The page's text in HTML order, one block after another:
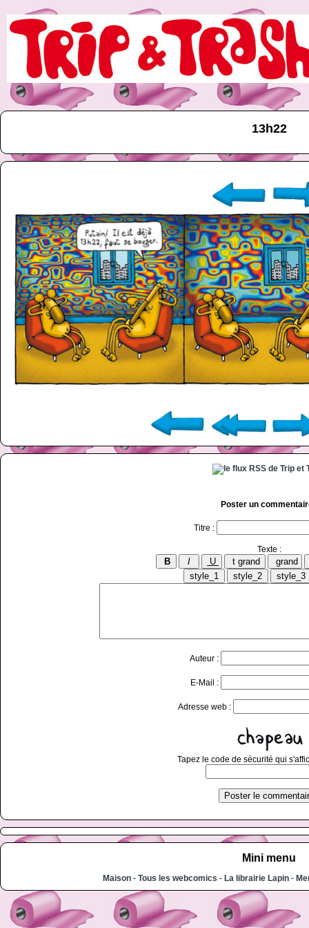
13h22
Poster un
Titre :
Texte :
Auteur :
E-Mail :
Adresse web :
Tapez le code de sécurité qui
Mini menu
Maison- Tous les webcomics - La librairie Lapin-